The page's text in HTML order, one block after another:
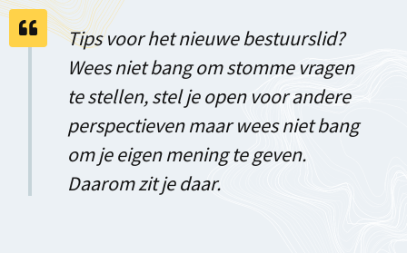
Tips voor het nieuwe bestuurslid?
Wees niet bang om stomme vragen
te stellen, stel je open voor andere
perspectieven maar wees niet bang
om je eigen mening te geven.
Daarom zit je daar.